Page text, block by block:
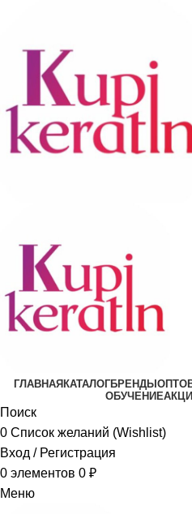
ГЛАВНАЯ КАТАЛОГБРЕНДЫ
ОБУЧЕНИЕ
Поиск
0 Список желаний (Wishlist)
Вход / Регистрация
0 элементов 0 ₽
Меню